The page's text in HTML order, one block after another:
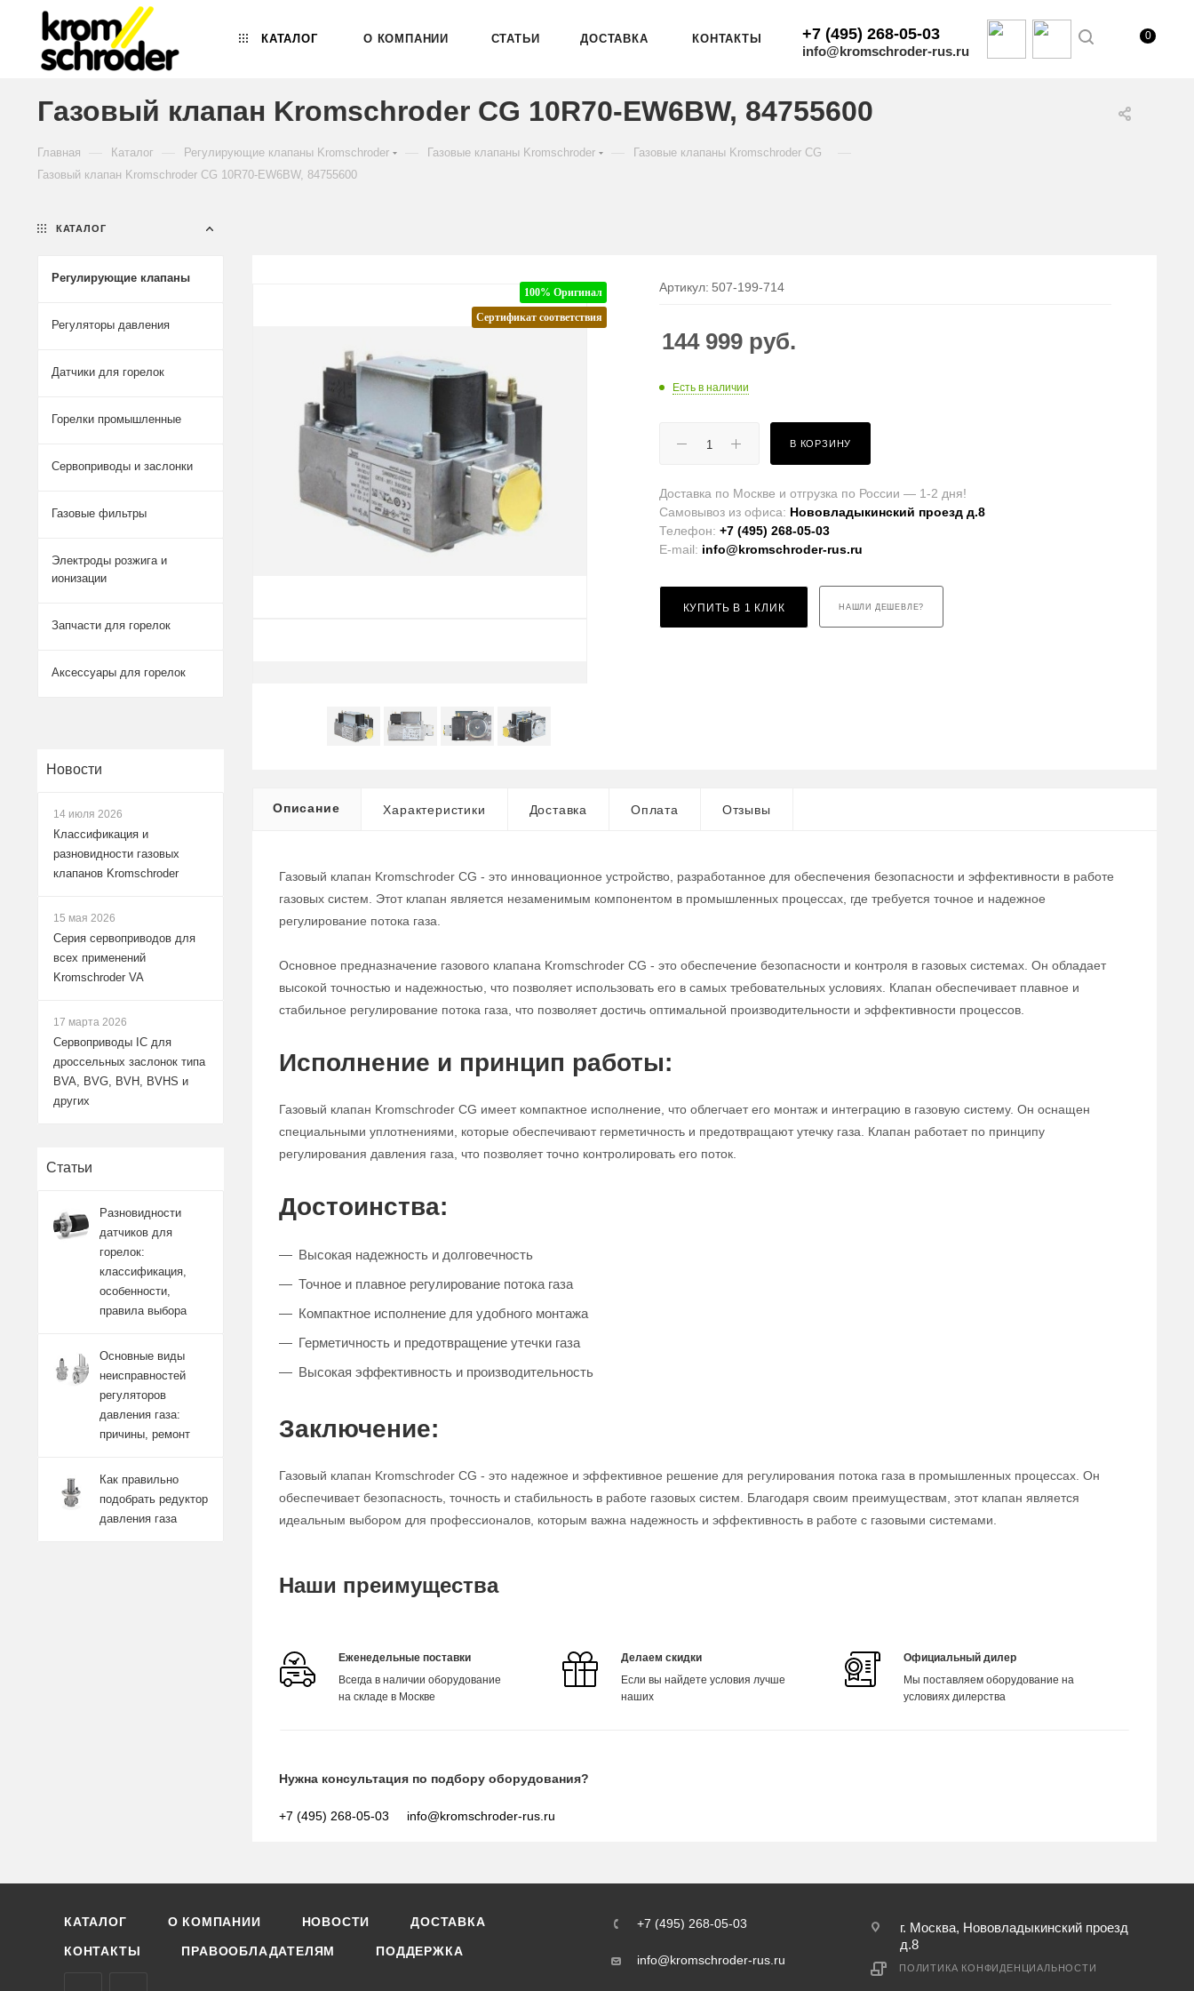
КАТАЛОГ О КОМПАНИИ СТАТЬИ ДОСТАВКА КОНТАКТЫ +7 (495) 268-05-03
info@kromschroder-rus.ru
0
Газовый клапан Kromschroder CG 10R70-EW6BW, 84755600
Главная Каталог Регулирующие клапаны Kromschroder Газовые клапаны Kromschroder Газовые клапаны Kromschroder CG
Газовый клапан Kromschroder CG 10R70-EW6BW, 84755600
100% Оригинал
Сертификат соответствия
Артикул: 507-199-714
144 999 руб.
Есть в наличии
В КОРЗИНУ
Доставка по Москве и отгрузка по России — 1-2 дня!
Самовывоз из офиса: Нововладыкинский проезд д.8
Телефон:+7 (495) 268-05-03
E-mail: info@kromschroder-rus.ru
КУПИТЬ В 1 КЛИК НАШЛИ ДЕШЕВЛЕ?
Описание Характеристики Доставка Оплата Отзывы
Газовый клапан Kromschroder CG - это инновационное устройство, разработанное для обеспечения безопасности и эффективности в работе
газовых систем. Этот клапан является незаменимым компонентом в промышленных процессах, где требуется точное и надежное
регулирование потока газа.
Основное предназначение газового клапана Kromschroder CG - это обеспечение безопасности и контроля в газовых системах. Он обладает
высокой точностью и надежностью, что позволяет использовать его в самых требовательных условиях. Клапан обеспечивает плавное и
стабильное регулирование потока газа, что позволяет достичь оптимальной производительности и эффективности процессов.
Исполнение и принцип работы:
Газовый клапан Kromschroder CG имеет компактное исполнение, что облегчает его монтаж и интеграцию в газовую систему. Он оснащен
специальными уплотнениями, которые обеспечивают герметичность и предотвращают утечку газа. Клапан работает по принципу
регулирования давления газа, что позволяет точно контролировать его поток.
Достоинства:
Высокая надежность и долговечность
Точное и плавное регулирование потока газа
Компактное исполнение для удобного монтажа
Герметичность и предотвращение утечки газа
Высокая эффективность и производительность
Заключение:
Газовый клапан Kromschroder CG - это надежное и эффективное решение для регулирования потока газа в промышленных процессах. Он
обеспечивает безопасность, точность и стабильность в работе газовых систем. Благодаря своим преимуществам, этот клапан является
идеальным выбором для профессионалов, которым важна надежность и эффективность в работе с газовыми системами.
Наши преимущества
Еженедельные поставки
Всегда в наличии оборудование
на складе в Москве
Делаем скидки
Если вы найдете условия лучше
наших
Официальный дилер
Мы поставляем оборудование на
условиях дилерства
Нужна консультация по подбору оборудования?
+7 (495) 268-05-03 info@kromschroder-rus.ru
КАТАЛОГ
Регулирующие клапаны
Регуляторы давления
Датчики для горелок
Горелки промышленные
Сервоприводы и заслонки
Газовые фильтры
Электроды розжига и
ионизации
Запчасти для горелок
Аксессуары для горелок
Новости
14 июля 2026
Классификация и
разновидности газовых
клапанов Kromschroder
15 мая 2026
Серия сервоприводов для
всех применений
Kromschroder VA
17 марта 2026
Сервоприводы IC для
дроссельных заслонок типа
BVA, BVG, BVH, BVHS и
других
Статьи
Разновидности
датчиков для
горелок:
классификация,
особенности,
правила выбора
Основные виды
неисправностей
регуляторов
давления газа:
причины, ремонт
Как правильно
подобрать редуктор
давления газа
КАТАЛОГ О КОМПАНИИ НОВОСТИ ДОСТАВКА
КОНТАКТЫ ПРАВООБЛАДАТЕЛЯМ ПОДДЕРЖКА
+7 (495) 268-05-03
info@kromschroder-rus.ru
г. Москва, Нововладыкинский проезд
д.8
ПОЛИТИКА КОНФИДЕНЦИАЛЬНОСТИ